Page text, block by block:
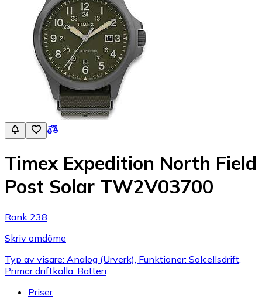
Timex Expedition North Field
Post Solar TW2V03700
Rank 238
Skriv omdöme
Typ av visare: Analog (Urverk), Funktioner: Solcellsdrift,
Primär driftkälla: Batteri
Priser